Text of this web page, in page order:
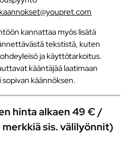
kaannokset@youpret.com
kannattaa myös lisätä
tekstistä, kuten
ja käyttötarkoitus.
kääntäjää laatimaan
sopivan käännöksen.
hinta alkaen 49 € /
merkkiä sis. välilyönnit)